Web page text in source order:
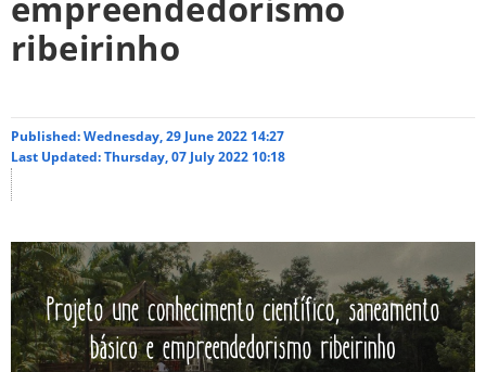
ribeirinho
Published: Wednesday, 29 June 2022 14:27
Last Updated: Thursday, 07 July 2022 10:18